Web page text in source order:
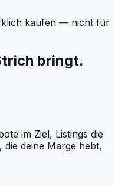
kaufen — nicht für
bringt.
im Ziel, Listings die
deine Marge hebt,